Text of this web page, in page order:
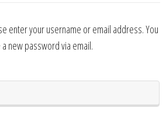
enter your username or email address. You
new password via email.